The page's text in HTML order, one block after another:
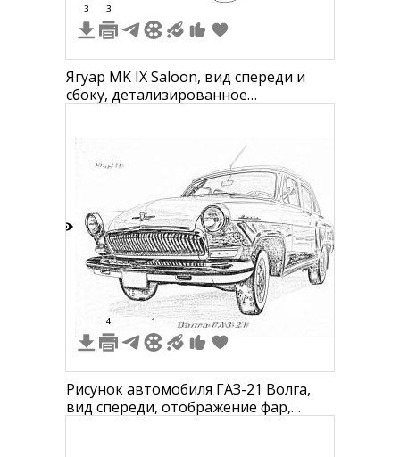
3 3
Ягуар MK IX Saloon, вид спереди и
сбоку, детализированное
4 1
Рисунок автомобиля ГАЗ-21 Волга,
вид спереди, отображение фар,